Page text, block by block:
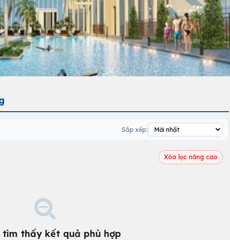
Sắp xếp:
Xóa lọc nâng cao
tìm thấy kết quả phù hợp